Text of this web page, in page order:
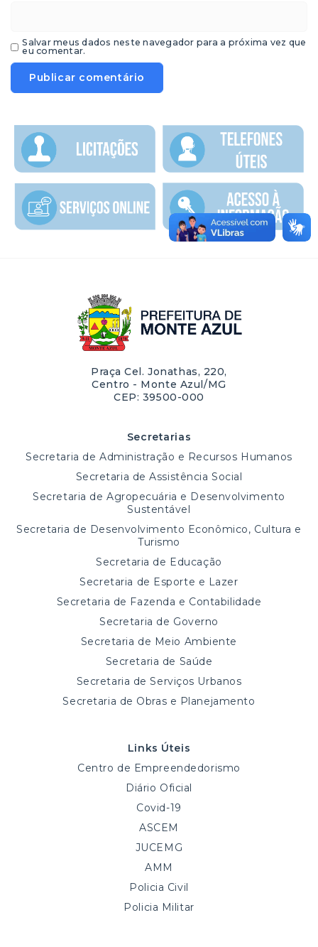
Salvar meus dados neste navegador para a próxima vez que
eu comentar.
Praça Cel. Jonathas, 220,
Centro - Monte Azul/MG
CEP: 39500-000
Secretarias
Secretaria de Administração e Recursos Humanos
Secretaria de Assistência Social
Secretaria de Agropecuária e Desenvolvimento
Sustentável
Secretaria de Desenvolvimento Econômico, Cultura e
Turismo
Secretaria de Educação
Secretaria de Esporte e Lazer
Secretaria de Fazenda e Contabilidade
Secretaria de Governo
Secretaria de Meio Ambiente
Secretaria de Saúde
Secretaria de Serviços Urbanos
Secretaria de Obras e Planejamento
Links Úteis
Centro de Empreendedorismo
Diário Oficial
Covid-19
ASCEM
JUCEMG
AMM
Policia Civil
Policia Militar